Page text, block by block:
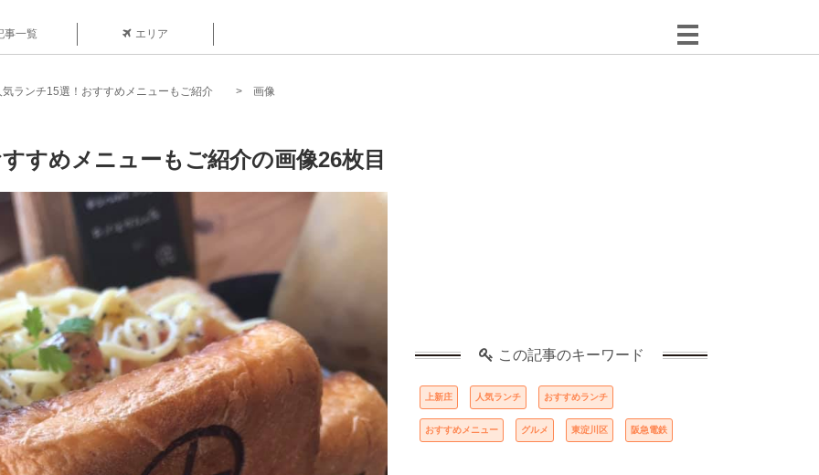
事一覧 エリア
ランチ15選！おすすめメニューもご紹介 画像
すめメニューもご紹介の画像26枚目
この記事のキーワード
上新庄 人気ランチ おすすめランチ
おすすめメニュー グルメ 東淀川区 阪急電鉄